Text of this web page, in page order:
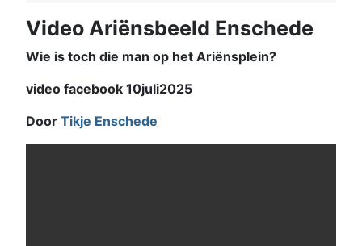
Video Ariënsbeeld Enschede
Wie is toch die man op het Ariënsplein?
video facebook 10juli2025
Door Tikje Enschede